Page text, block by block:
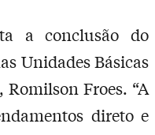
a conclusão do
Unidades Básicas
Froes. “A
direto e